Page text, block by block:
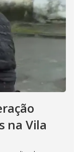
na Vila